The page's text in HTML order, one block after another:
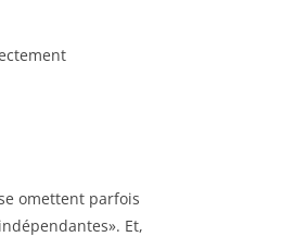
omettent parfois
Et,